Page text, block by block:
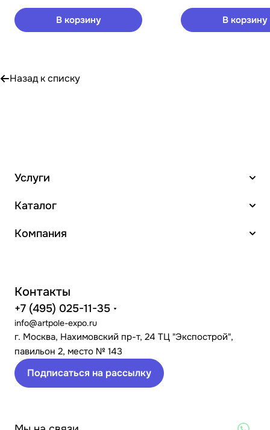
В корзину В корзину
Назад к списку
Услуги
Каталог
Компания
Контакты
+7 (495) 025-11-35
info@artpole-expo.ru
г. Москва, Нахимовский пр-т, 24 ТЦ "Экспострой",
павильон 2, место № 143
Подписаться на рассылку